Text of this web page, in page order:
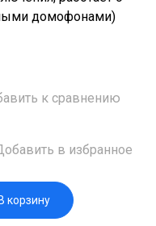
домофонами)
к сравнению
в избранное
В корзину